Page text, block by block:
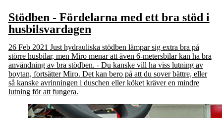
Stödben - Fördelarna med ett bra stöd i
husbilsvardagen
26 Feb 2021 Just hydrauliska stödben lämpar sig extra bra på
större husbilar, men Miro menar att även 6-metersbilar kan ha bra
användning av bra stödben. - Du kanske vill ha viss lutning av
boytan, fortsätter Miro. Det kan bero på att du sover bättre, eller
så kanske avrinningen i duschen eller köket kräver en mindre
lutning för att fungera.